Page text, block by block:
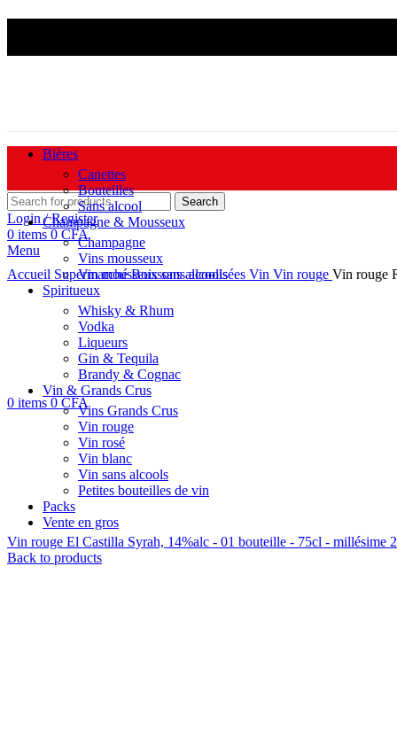
Search
Login / Register
0 items 0 CFA
Menu
0 items 0 CFA
Bières
Canettes
Bouteilles
Sans alcool
Champagne & Mousseux
Champagne
Vins mousseux
Vin mousseux sans alcools
Spiritueux
Whisky & Rhum
Vodka
Liqueurs
Gin & Tequila
Brandy & Cognac
Vin & Grands Crus
Vins Grands Crus
Vin rouge
Vin rosé
Vin blanc
Vin sans alcools
Petites bouteilles de vin
Packs
Vente en gros
-7%Hot
Click to enlarge
Accueil SupermarchéBoissons alcoolisées Vin Vin rouge Vin rouge
Vin rouge El Castilla Syrah, 14%alc - 01 bouteille - 75cl - millésime
Back to products